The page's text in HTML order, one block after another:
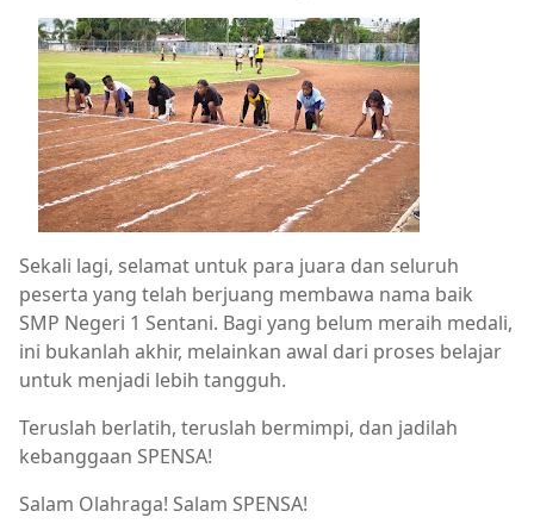
Sekali lagi, selamat untuk para juara dan seluruh
peserta yang telah berjuang membawa nama baik
SMP Negeri 1 Sentani. Bagi yang belum meraih medali,
ini bukanlah akhir, melainkan awal dari proses belajar
untuk menjadi lebih tangguh.
Teruslah berlatih, teruslah bermimpi, dan jadilah
kebanggaan SPENSA!
Salam Olahraga! Salam SPENSA!